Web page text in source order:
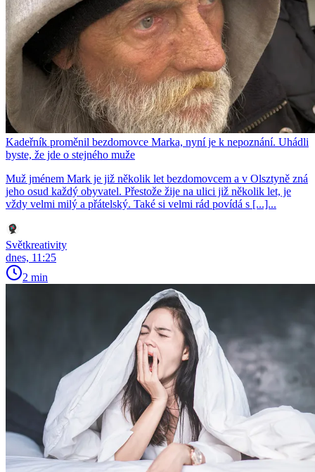
Kadeřník proměnil bezdomovce Marka, nyní je k nepoznání. Uhádli
byste, že jde o stejného muže
Muž jménem Mark je již několik let bezdomovcem a v Olsztyně zná
jeho osud každý obyvatel. Přestože žije na ulici již několik let, je
vždy velmi milý a přátelský. Také si velmi rád povídá s [...]...
Světkreativity
dnes, 11:25
2 min